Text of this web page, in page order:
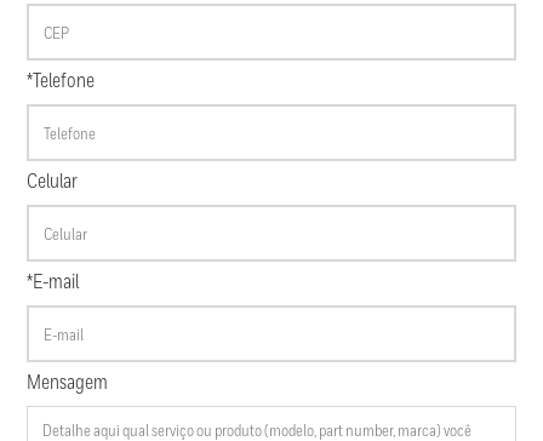
*Telefone
Celular
*E-mail
Mensagem